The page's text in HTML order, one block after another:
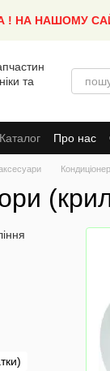
! НА НАШОМУ
Каталог Про нас